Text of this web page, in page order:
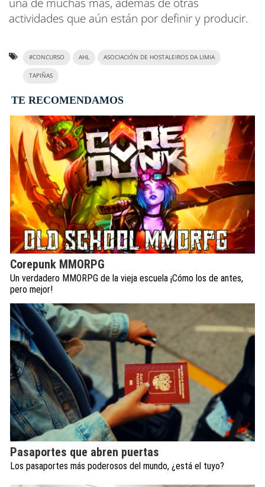
actividades que aún están por definir y producir.
#CONCURSO AHL ASOCIACIÓN DE HOSTALEIROS DA LIMIA
TAPIÑAS
TE RECOMENDAMOS
Corepunk MMORPG
Un verdadero MMORPG de la vieja escuela ¡Cómo los de antes,
pero mejor!
Pasaportes que abren puertas
Los pasaportes más poderosos del mundo, ¿está el tuyo?